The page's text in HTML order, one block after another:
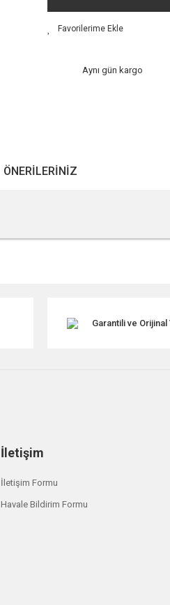
Aynı gün kargo
ÖNERILERINIZ
Garantili ve
İletişim
İletişim Formu
Havale Bildirim Formu